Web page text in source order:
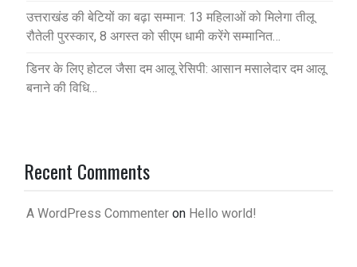
उत्तराखंड की बेटियों का बढ़ा सम्मान: 13 महिलाओं को मिलेगा तीलू
रौतेली पुरस्कार, 8 अगस्त को सीएम धामी करेंगे सम्मानित…
डिनर के लिए होटल जैसा दम आलू रेसिपी: आसान मसालेदार दम आलू
बनाने की विधि…
Recent Comments
A WordPress Commenter on Hello world!